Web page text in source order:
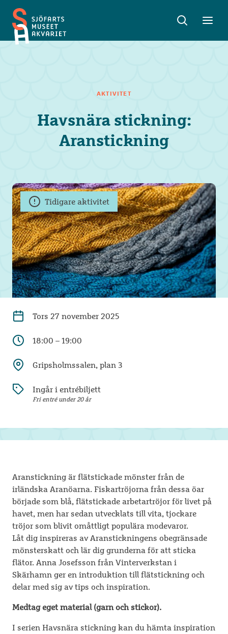
Sjöfartsmuseet
Akvariet
Toggle
AKTIVITET
Havsnära stickning:
Aranstickning
Tidigare aktivitet
Tors 27 november 2025
18:00 – 19:00
Gripsholmssalen, plan 3
Ingår i entrébiljett
Fri entré under 20 år
Aranstickning är flätstickade mönster från de
irländska Aranöarna. Fiskartröjorna från dessa öar
började som blå, flätstickade arbetartröjor för livet på
havet, men har sedan utvecklats till vita, tjockare
tröjor som blivit omåttligt populära modevaror.
Låt dig inspireras av Aranstickningens obegränsade
mönsterskatt och lär dig grunderna för att sticka
flätor. Anna Josefsson från Vinterverkstan i
Skärhamn ger en introduktion till flätstickning och
delar med sig av tips och inspiration.
Medtag eget material (garn och stickor).
I serien Havsnära stickning kan du hämta inspiration